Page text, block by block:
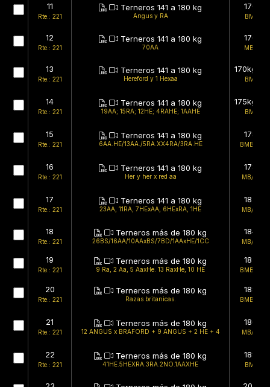
11
Rte.: 221
Terneros 141 a 180 kg
Angus y RA
170kg
BMB/B
12
Rte.: 221
Terneros 141 a 180 kg
70AA
176kg
MB/MB
13
Rte.: 221
Terneros 141 a 180 kg
Hereford y 1 Hexaa
170kg
BMB/B
14
Rte.: 221
Terneros 141 a 180 kg
19AA; 15RA; 12HE; 4RAHE; 1AAHE
175kg
BMB/B
15
Rte.: 221
Terneros 141 a 180 kg
6AA.HE/13AA./5RA.XX4RA/3RA.HE
178kg
BMB/BMB
16
Rte.: 221
Terneros 141 a 180 kg
Her y her x red aa
178kg
MB/BMB
17
Rte.: 221
Terneros 141 a 180 kg
23AA, 11RA, 7HExAA, 6HExRA, 1HE
182kg
MB/BMB
18
Rte.: 221
Terneros más de 180 kg
26BS/16AA/10AAxBS/7BD/1AAxHE/1CC
184kg
MB/BMB
19
Rte.: 221
Terneros más de 180 kg
9 Ra, 2 Aa, 5 AaxHe. 13 RaxHe, 10 HE
187kg
BMB/BMB
20
Rte.: 221
Terneros más de 180 kg
Razas britanicas.
188kg
BMB/BMB
21
Rte.: 221
Terneros más de 180 kg
12 ANGUS x BRAFORD + 9 ANGUS + 2 HE + 4
186kg
MB/BMB
22
Rte.: 221
Terneros más de 180 kg
41HE.5HEXRA.3RA.2NO.1AAXHE
188kg
BMB/B